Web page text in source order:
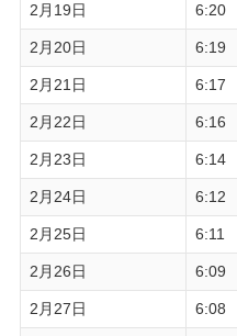
2月19日 6:20
2月20日 6:19
2月21日 6:17
2月22日 6:16
2月23日 6:14
2月24日 6:12
2月25日 6:11
2月26日 6:09
2月27日 6:08